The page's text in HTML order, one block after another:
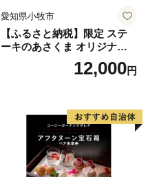
愛知県小牧市
【ふるさと納税】限定 ステ
ーキのあさくま オリジナル
お食事券 3000円 お好きなメ
ニュー 好きなだけ コーンス
県 小牧店 小牧市 チケット 送
12,000円